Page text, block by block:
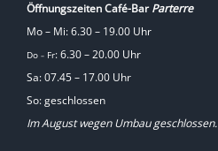
Öffnungszeiten Café-BarParterre
Mo – Mi: 6.30 – 19.00 Uhr
Do – Fr: 6.30 – 20.00 Uhr
Sa: 07.45 – 17.00 Uhr
So: geschlossen
Im August wegen Umbau geschlossen.